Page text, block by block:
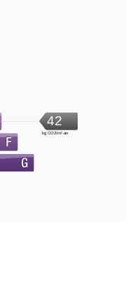
42
kg CO2/m².an